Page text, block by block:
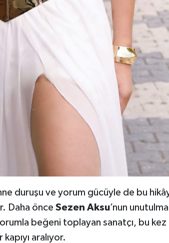
duruşu ve yorum gücüyle de bu
Daha önce Sezen Aksu’nun
beğeni toplayan sanatçı, bu kez
aralıyor.